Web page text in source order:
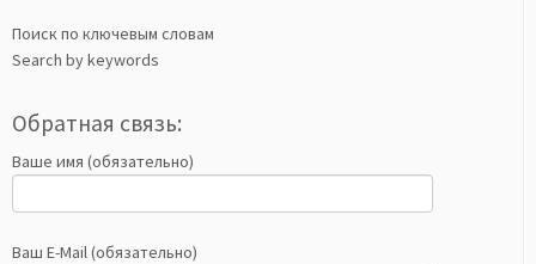
Поиск по ключевым словам
Search by keywords
Обратная связь:
Ваше имя (обязательно)
Ваш E-Mail (обязательно)